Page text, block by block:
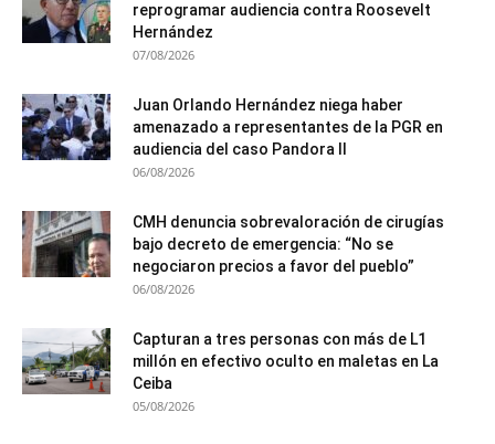
reprogramar audiencia contra Roosevelt
Hernández
07/08/2026
Juan Orlando Hernández niega haber
amenazado a representantes de la PGR en
audiencia del caso Pandora II
06/08/2026
CMH denuncia sobrevaloración de cirugías
bajo decreto de emergencia: “No se
negociaron precios a favor del pueblo”
06/08/2026
Capturan a tres personas con más de L1
millón en efectivo oculto en maletas en La
Ceiba
05/08/2026